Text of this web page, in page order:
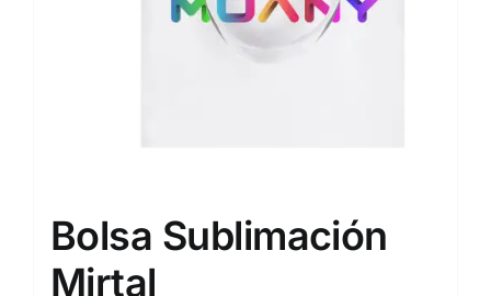
Bolsa Sublimación
Mirtal